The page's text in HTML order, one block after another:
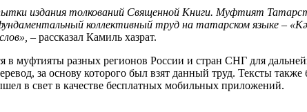
издания толкований Священной Книги. Муфтият
коллективный труд на татарском языке – «
– рассказал Камиль хазрат.
в муфтияты разных регионов России и стран СНГ для
за основу которого был взят данный труд. Тексты
в свет в качестве бесплатных мобильных приложений.